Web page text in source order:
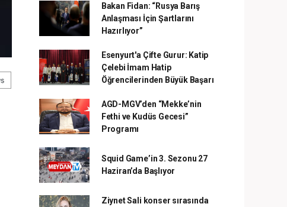
Bakan Fidan: “Rusya Barış
Anlaşması İçin Şartlarını
Hazırlıyor”
Esenyurt'a Çifte Gurur: Katip
Çelebi İmam Hatip
Öğrencilerinden Büyük Başarı
AGD-MGV’den “Mekke’nin
Fethi ve Kudüs Gecesi”
Programı
Squid Game’in 3. Sezonu 27
Haziran’da Başlıyor
Ziynet Sali konser sırasında